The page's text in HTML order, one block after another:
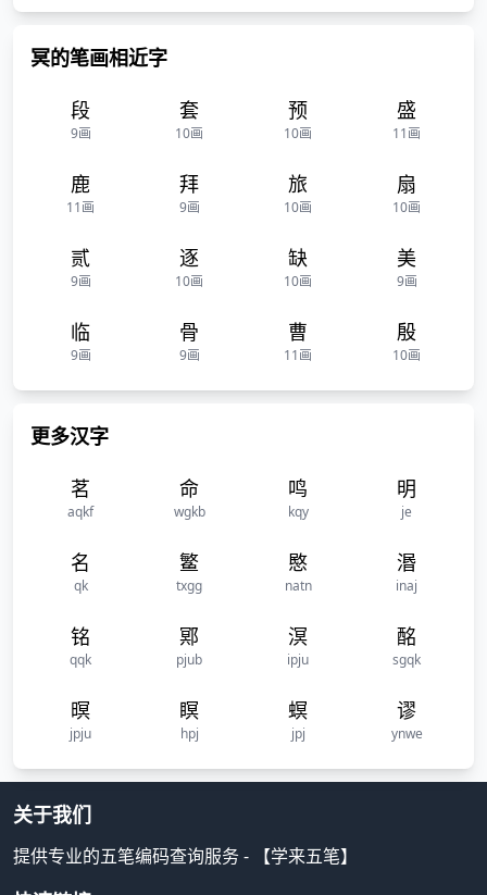
冥的笔画相近字
段
9画
套
10画
预
10画
盛
11画
鹿
11画
拜
9画
旅
10画
扇
10画
贰
9画
逐
10画
缺
10画
美
9画
临
9画
骨
9画
曹
11画
殷
10画
更多汉字
茗
aqkf
命
wgkb
鸣
kqy
明
je
名
qk
鳘
txgg
愍
natn
湣
inaj
铭
qqk
鄍
pjub
溟
ipju
酩
sgqk
暝
jpju
瞑
hpj
螟
jpj
谬
ynwe
关于我们
提供专业的五笔编码查询服务 - 【学来五笔】